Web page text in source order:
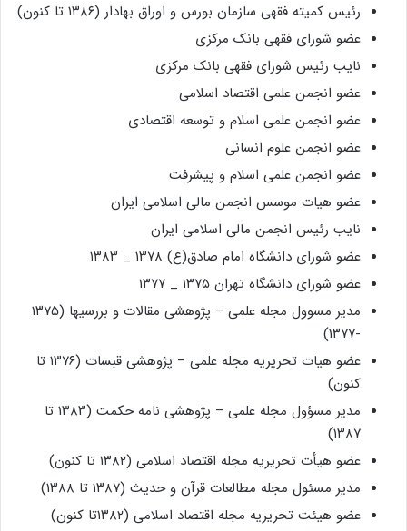
رئیس کمیته فقهی سازمان بورس و اوراق بهادار (۱۳۸۶ تا کنون)
عضو شورای فقهی بانک مرکزی
نایب رئیس شورای فقهی بانک مرکزی
عضو انجمن علمی اقتصاد اسلامی
عضو انجمن علمی اسلام و توسعه اقتصادی
عضو انجمن علوم انسانی
عضو انجمن علمی اسلام و پیشرفت
عضو هیات موسس انجمن مالی اسلامی ایران
نایب رئیس انجمن مالی اسلامی ایران
عضو شورای دانشگاه امام صادق(ع) ۱۳۷۸ _ ۱۳۸۳
عضو شورای دانشگاه تهران ۱۳۷۵ _ ۱۳۷۷
مدیر مسوول مجله علمی – پژوهشی مقالات و بررسیها (۱۳۷۵
-۱۳۷۷)
عضو هیات تحریریه مجله علمی – پژوهشی قبسات (۱۳۷۶ تا
کنون)
مدیر مسؤول مجله علمی – پژوهشی نامه حکمت (۱۳۸۳ تا
۱۳۸۷)
عضو هیأت تحریریه مجله اقتصاد اسلامی (۱۳۸۲ تا کنون)
مدیر مسئول مجله مطالعات قرآن و حدیث (۱۳۸۷ تا ۱۳۸۸)
عضو هیئت تحریریه مجله اقتصاد اسلامی (۱۳۸۲تا کنون)